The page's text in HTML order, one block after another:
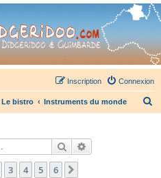
- retrouvez la communauté.
Connexion
Inscription
Le bistro Instruments du monde
Rechercher
3 4 5 6